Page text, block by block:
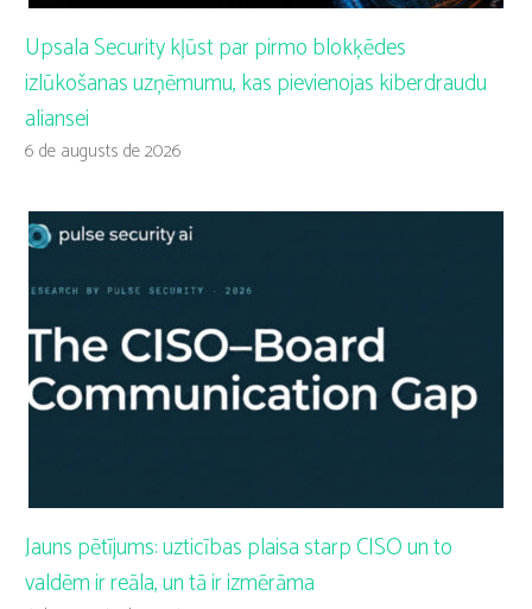
Upsala Security kļūst par pirmo blokķēdes
izlūkošanas uzņēmumu, kas pievienojas kiberdraudu
aliansei
6 de augusts de 2026
Jauns pētījums: uzticības plaisa starp CISO un to
valdēm ir reāla, un tā ir izmērāma